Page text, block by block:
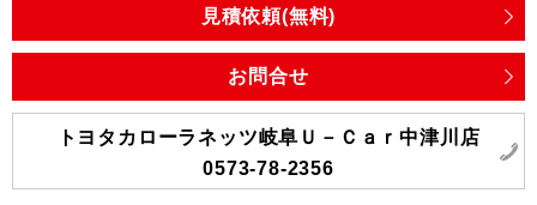
見積依頼(無料)
お問合せ
トヨタカローラネッツ岐阜Ｕ－Ｃａｒ中津川店
0573-78-2356